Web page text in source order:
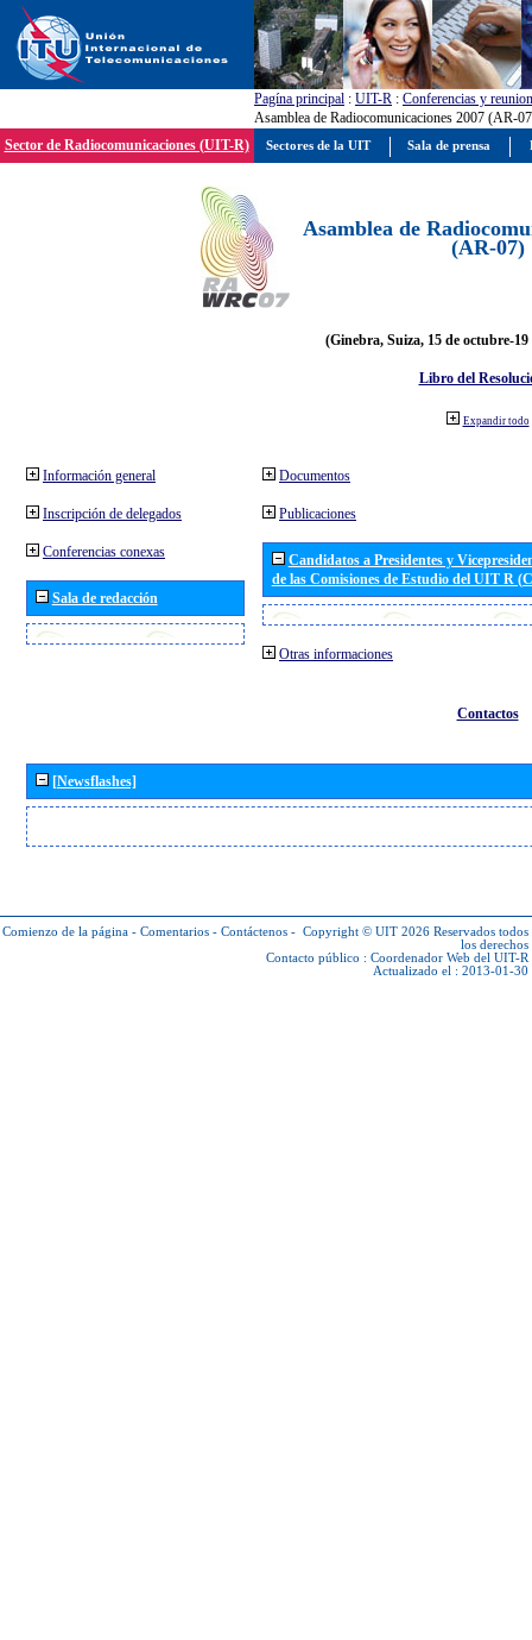
Pagína principal : UIT-R : Conferencias y
Asamblea de Radiocomunicaciones 2007 (AR-
Sector de Radiocomunicaciones (UIT-R)
Asamblea de
(AR-07)
(Ginebra, Suiza, 15 de octubre-19
Libro del
Expandir todo
Información general
Inscripción de delegados
Conferencias conexas
Sala de redacción
Documentos
Publicaciones
Candidatos a Presidentes y
de las Comisiones de Estudio del UIT R
Otras informaciones
Contactos
[Newsflashes]
Comienzo de la página - Comentarios - Contáctenos - Copyright © UIT 2026 Reservados todos
los derechos
Contacto público : Coordenador Web del UIT-R
Actualizado el : 2013-01-30
Sectores de la UIT Sala de prensa